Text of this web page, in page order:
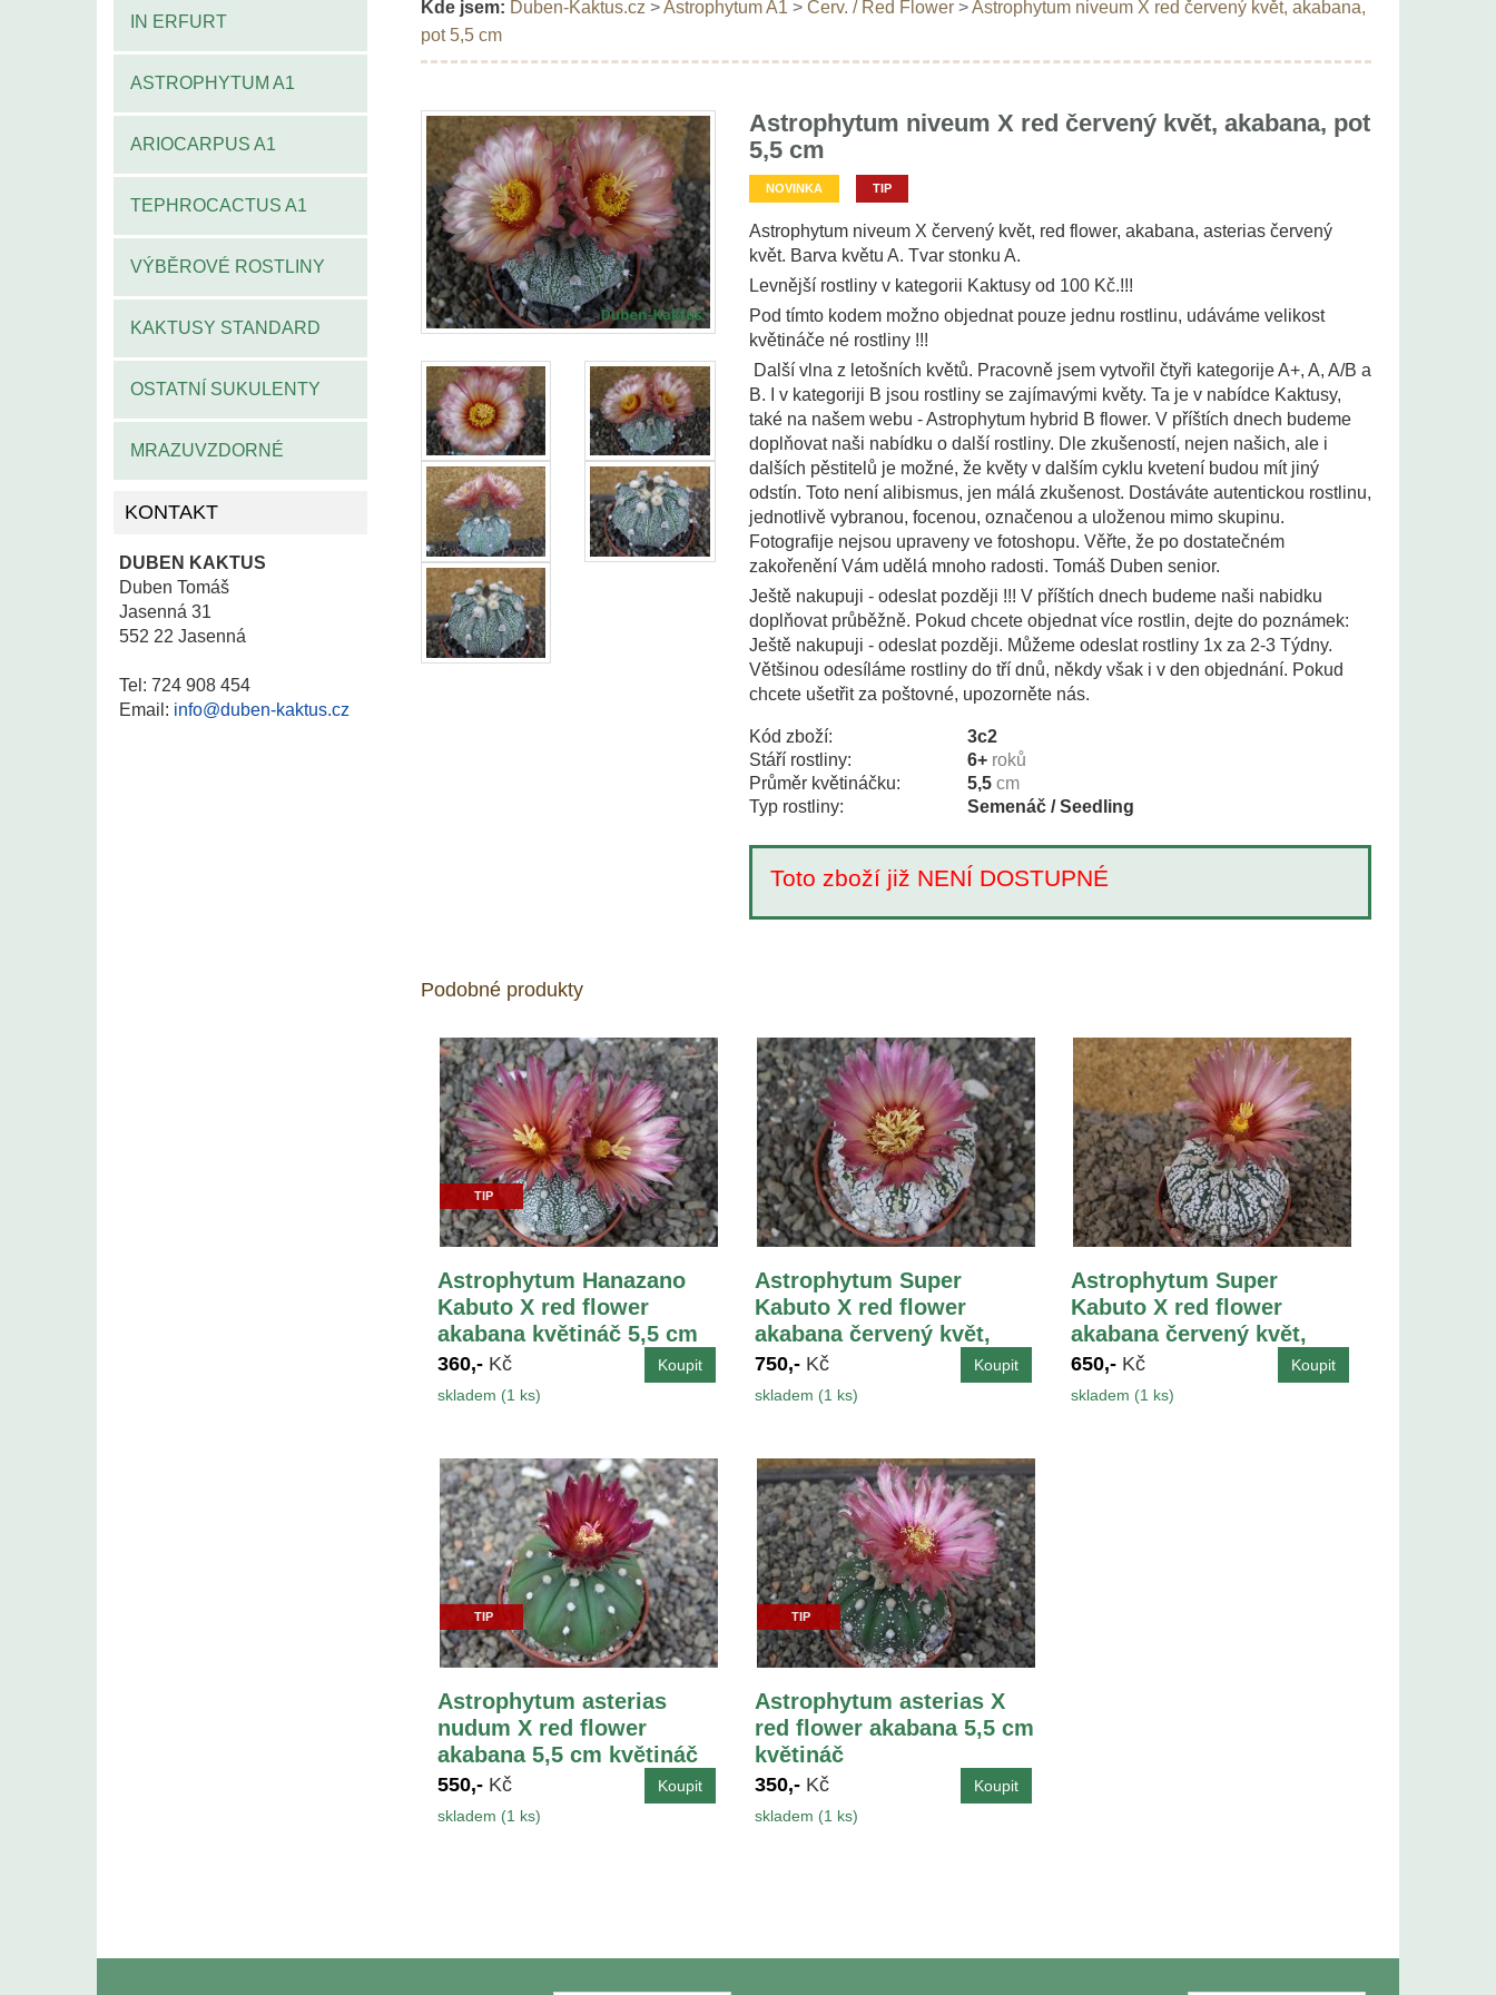
IN ERFURT
ASTROPHYTUM A1
ARIOCARPUS A1
TEPHROCACTUS A1
VÝBĚROVÉ ROSTLINY
KAKTUSY STANDARD
OSTATNÍ SUKULENTY
MRAZUVZDORNÉ
KONTAKT
DUBEN KAKTUS
Duben Tomáš
Jasenná 31
552 22 Jasenná
Tel: 724 908 454
Email: info@duben-kaktus.cz
Kde jsem: Duben-Kaktus.cz >Astrophytum A1 > Červ. / Red Flower>Astrophytum niveum X red červený květ, akabana,
pot 5,5 cm
Astrophytum niveum X red červený květ, akabana, pot
5,5 cm
NOVINKA TIP
Astrophytum niveum X červený květ, red flower, akabana, asterias červený
květ. Barva květu A. Tvar stonku A.
Levnější rostliny v kategorii Kaktusy od 100 Kč.!!!
Pod tímto kodem možno objednat pouze jednu rostlinu, udáváme velikost
květináče né rostliny !!!
Další vlna z letošních květů. Pracovně jsem vytvořil čtyři kategorije A+, A, A/B a
B. I v kategoriji B jsou rostliny se zajímavými květy. Ta je v nabídce Kaktusy,
také na našem webu - Astrophytum hybrid B flower. V příštích dnech budeme
doplňovat naši nabídku o další rostliny. Dle zkušeností, nejen našich, ale i
dalších pěstitelů je možné, že květy v dalším cyklu kvetení budou mít jiný
odstín. Toto není alibismus, jen málá zkušenost. Dostáváte autentickou rostlinu,
jednotlivě vybranou, focenou, označenou a uloženou mimo skupinu.
Fotografije nejsou upraveny ve fotoshopu. Věřte, že po dostatečném
zakořenění Vám udělá mnoho radosti. Tomáš Duben senior.
Ještě nakupuji - odeslat později !!! V příštích dnech budeme naši nabidku
doplňovat průběžně. Pokud chcete objednat více rostlin, dejte do poznámek:
Ještě nakupuji - odeslat později. Můžeme odeslat rostliny 1x za 2-3 Týdny.
Většinou odesíláme rostliny do tří dnů, někdy však i v den objednání. Pokud
chcete ušetřit za poštovné, upozorněte nás.
Kód zboží:
3c2
Stáří rostliny:
6+ roků
Průměr květináčku:
5,5 cm
Typ rostliny:
Semenáč / Seedling
Toto zboží již NENÍ DOSTUPNÉ
Podobné produkty
TIP
Astrophytum Hanazano
Kabuto X red flower
akabana květináč 5,5 cm
360,- Kč
skladem (1 ks)
Astrophytum Super
Kabuto X red flower
akabana červený květ,
květináč 5,5 cm
750,- Kč
skladem (1 ks)
Astrophytum Super
Kabuto X red flower
akabana červený květ,
květináč 5,5 cm
650,- Kč
skladem (1 ks)
TIP
Astrophytum asterias
nudum X red flower
akabana 5,5 cm květináč
550,- Kč
skladem (1 ks)
TIP
Astrophytum asterias X
red flower akabana 5,5 cm
květináč
350,- Kč
skladem (1 ks)